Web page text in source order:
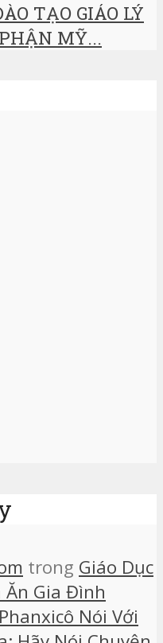
TẠO GIÁO LÝ
MỸ...
trong Giáo Dục
Ăn Gia Đình
Nói Với